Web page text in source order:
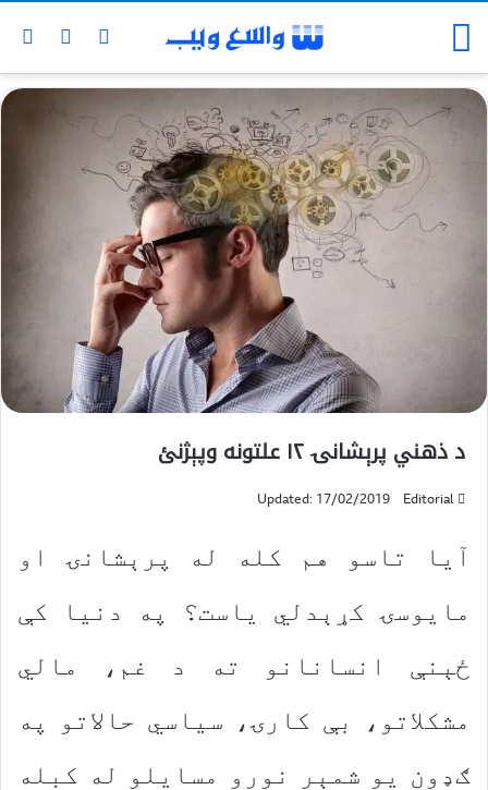
د ذهني پرېشانۍ ۱۲ علتونه وپېژنئ
Editorial
Updated: 17/02/2019
آیا تاسو هم کله له پرېشانۍ او
مایوسۍ کړېدلي یاست؟ په دنیا کې
ځېنې انسانانو ته د غم، مالي
مشکلاتو، بې کارۍ، سیاسي حالاتو په
ګډون یو شمېر نورو مسایلو له کبله